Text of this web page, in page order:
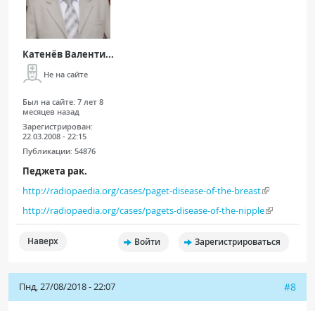
Катенёв Валенти...
Не на сайте
Был на сайте: 7 лет 8
месяцев назад
Зарегистрирован:
22.03.2008 - 22:15
Публикации: 54876
Педжета рак.
http://radiopaedia.org/cases/paget-disease-of-the-breast
http://radiopaedia.org/cases/pagets-disease-of-the-nipple
Наверх Войти Зарегистрироваться
Пнд, 27/08/2018 - 22:07 #8